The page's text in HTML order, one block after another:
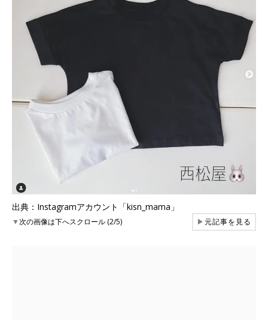
出典：Instagramアカウント「kisn_mama」
▼次の画像は下へスクロール (2/5) ▶元記事を見る